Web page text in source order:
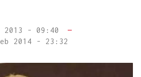
2013 - 09:40
—
2014 - 23:32